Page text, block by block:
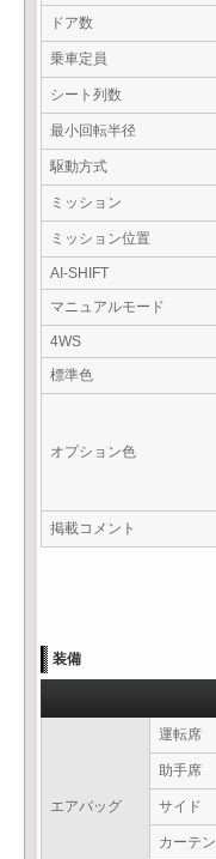
ドア数
乗車定員
シート列数
最小回転半径
駆動方式
ミッション
ミッション位置
AI-SHIFT
マニュアルモード
4WS
標準色
オプション色
掲載コメント
装備
エアバッグ
運転席
助手席
サイド
カーテン